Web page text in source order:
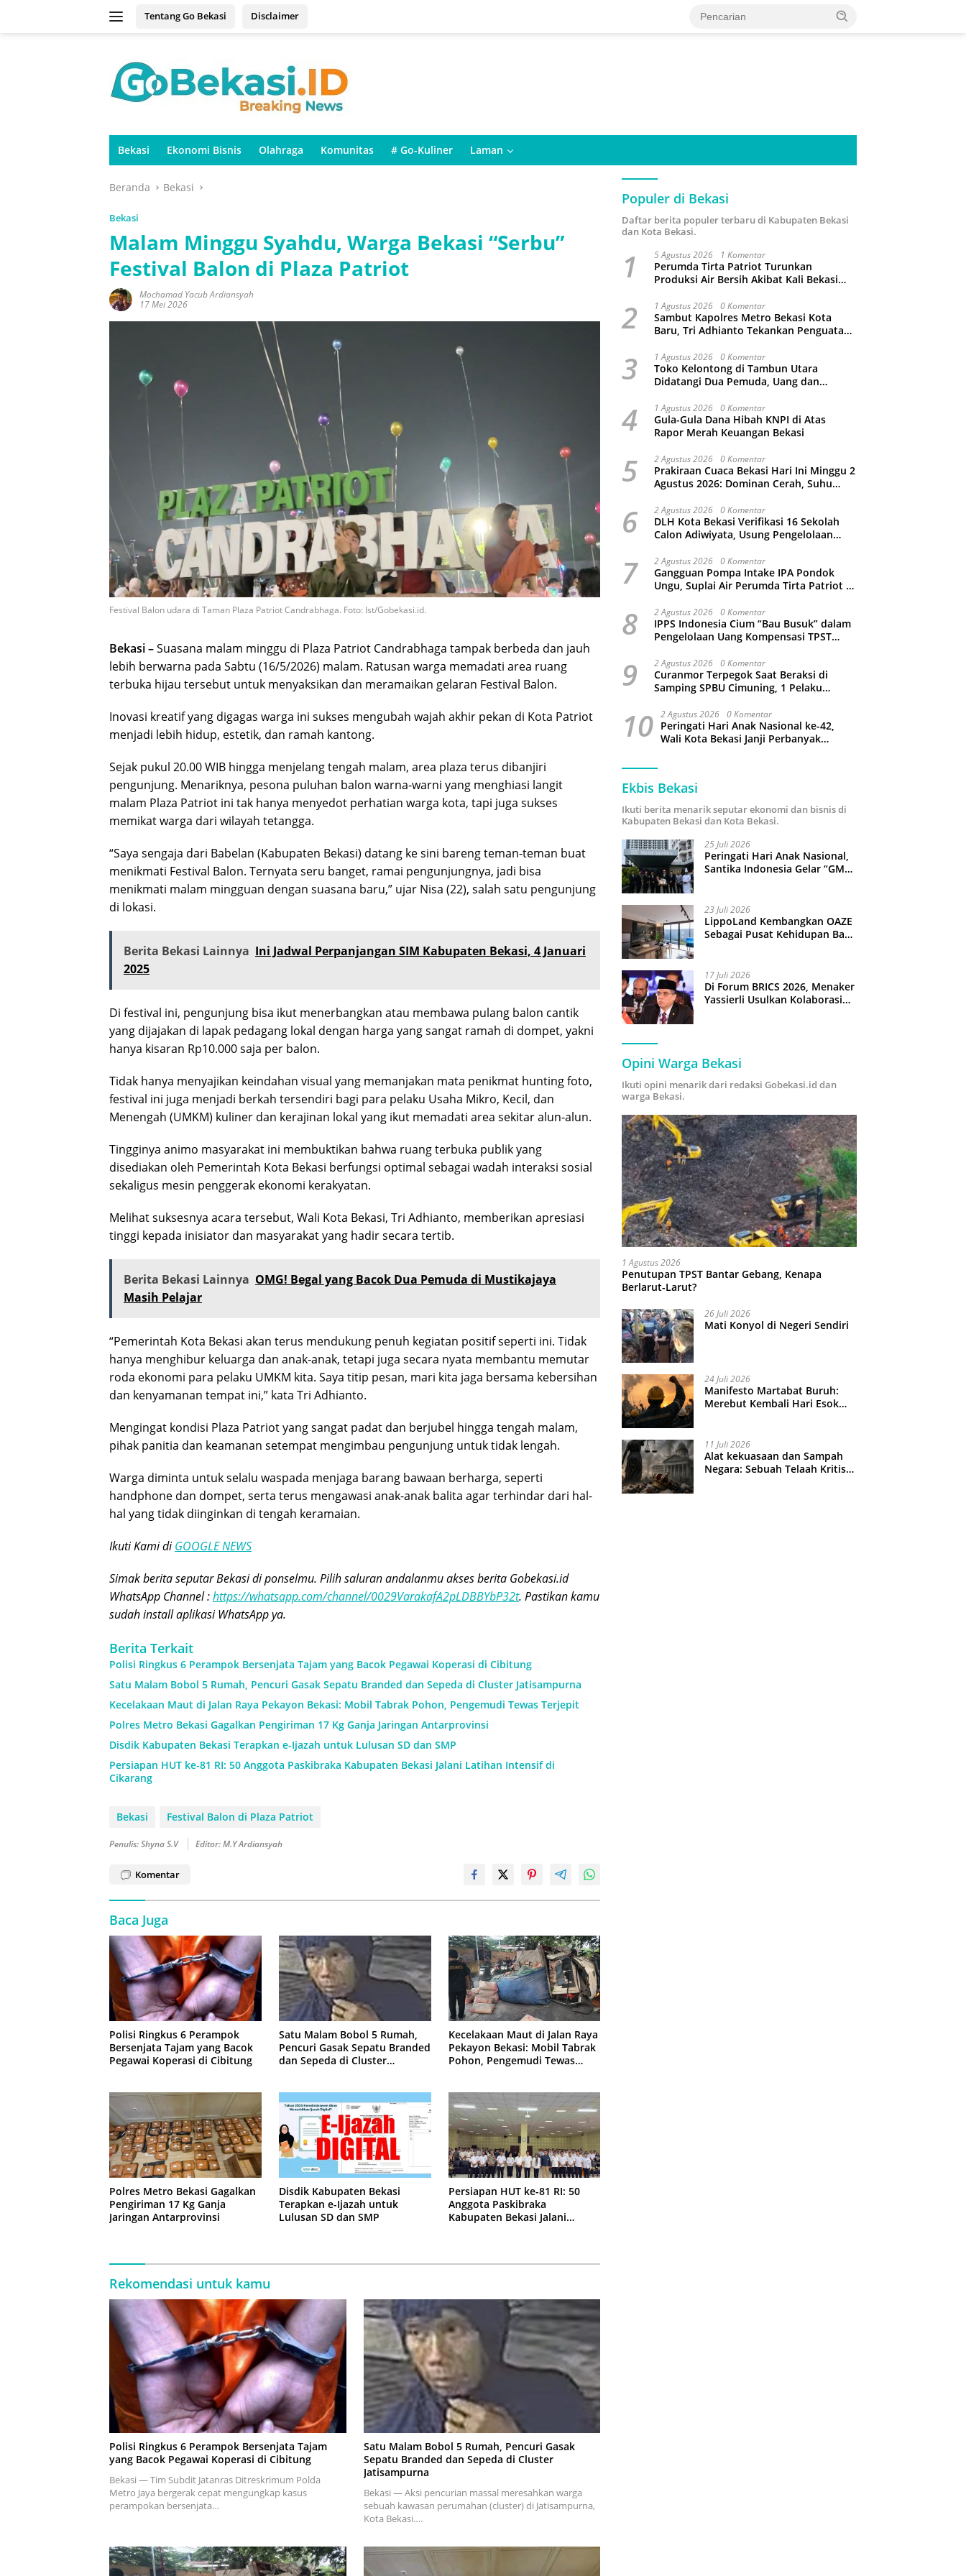
Tentang Go Bekasi Disclaimer
Bekasi Ekonomi Bisnis Olahraga Komunitas # Go-Kuliner Laman
Beranda Bekasi
Bekasi
Malam Minggu Syahdu, Warga Bekasi “Serbu”
Festival Balon di Plaza Patriot
Mochamad Yacub Ardiansyah
17 Mei 2026
Festival Balon udara di Taman Plaza Patriot Candrabhaga. Foto: Ist/Gobekasi.id.
Bekasi –Suasana malam minggu di Plaza Patriot Candrabhaga tampak berbeda dan jauh
lebih berwarna pada Sabtu (16/5/2026) malam. Ratusan warga memadati area ruang
terbuka hijau tersebut untuk menyaksikan dan meramaikan gelaran Festival Balon.
Inovasi kreatif yang digagas warga ini sukses mengubah wajah akhir pekan di Kota Patriot
menjadi lebih hidup, estetik, dan ramah kantong.
Sejak pukul 20.00 WIB hingga menjelang tengah malam, area plaza terus dibanjiri
pengunjung. Menariknya, pesona puluhan balon warna-warni yang menghiasi langit
malam Plaza Patriot ini tak hanya menyedot perhatian warga kota, tapi juga sukses
memikat warga dari wilayah tetangga.
“Saya sengaja dari Babelan (Kabupaten Bekasi) datang ke sini bareng teman-teman buat
menikmati Festival Balon. Ternyata seru banget, ramai pengunjungnya, jadi bisa
menikmati malam mingguan dengan suasana baru,” ujar Nisa (22), salah satu pengunjung
di lokasi.
Berita Bekasi Lainnya Ini Jadwal Perpanjangan SIM Kabupaten Bekasi, 4 Januari
2025
Di festival ini, pengunjung bisa ikut menerbangkan atau membawa pulang balon cantik
yang dijajakan di lapak pedagang lokal dengan harga yang sangat ramah di dompet, yakni
hanya kisaran Rp10.000 saja per balon.
Tidak hanya menyajikan keindahan visual yang memanjakan mata penikmat hunting foto,
festival ini juga menjadi berkah tersendiri bagi para pelaku Usaha Mikro, Kecil, dan
Menengah (UMKM) kuliner dan kerajinan lokal yang ikut memadati area sekitar alun-alun.
Tingginya animo masyarakat ini membuktikan bahwa ruang terbuka publik yang
disediakan oleh Pemerintah Kota Bekasi berfungsi optimal sebagai wadah interaksi sosial
sekaligus mesin penggerak ekonomi kerakyatan.
Melihat suksesnya acara tersebut, Wali Kota Bekasi, Tri Adhianto, memberikan apresiasi
tinggi kepada inisiator dan masyarakat yang hadir secara tertib.
Berita Bekasi Lainnya OMG! Begal yang Bacok Dua Pemuda di Mustikajaya
Masih Pelajar
“Pemerintah Kota Bekasi akan terus mendukung penuh kegiatan positif seperti ini. Tidak
hanya menghibur keluarga dan anak-anak, tetapi juga secara nyata membantu memutar
roda ekonomi para pelaku UMKM kita. Saya titip pesan, mari kita jaga bersama kebersihan
dan kenyamanan tempat ini,” kata Tri Adhianto.
Mengingat kondisi Plaza Patriot yang sangat padat dan berjubel hingga tengah malam,
pihak panitia dan keamanan setempat mengimbau pengunjung untuk tidak lengah.
Warga diminta untuk selalu waspada menjaga barang bawaan berharga, seperti
handphone dan dompet, serta terus mengawasi anak-anak balita agar terhindar dari hal-
hal yang tidak diinginkan di tengah keramaian.
Ikuti Kami diGOOGLE NEWS
Simak berita seputar Bekasi di ponselmu. Pilih saluran andalanmu akses berita Gobekasi.id
WhatsApp Channel :https://whatsapp.com/channel/0029VarakafA2pLDBBYbP32t. Pastikan kamu
sudah install aplikasi WhatsApp ya.
Berita Terkait
Polisi Ringkus 6 Perampok Bersenjata Tajam yang Bacok Pegawai Koperasi di Cibitung
Satu Malam Bobol 5 Rumah, Pencuri Gasak Sepatu Branded dan Sepeda di Cluster Jatisampurna
Kecelakaan Maut di Jalan Raya Pekayon Bekasi: Mobil Tabrak Pohon, Pengemudi Tewas Terjepit
Polres Metro Bekasi Gagalkan Pengiriman 17 Kg Ganja Jaringan Antarprovinsi
Disdik Kabupaten Bekasi Terapkan e-Ijazah untuk Lulusan SD dan SMP
Persiapan HUT ke-81 RI: 50 Anggota Paskibraka Kabupaten Bekasi Jalani Latihan Intensif di
Cikarang
Bekasi Festival Balon di Plaza Patriot
Penulis: Shyna S.V Editor: M.Y Ardiansyah
Komentar
Baca Juga
Polisi Ringkus 6 Perampok
Bersenjata Tajam yang Bacok
Pegawai Koperasi di Cibitung
Satu Malam Bobol 5 Rumah,
Pencuri Gasak Sepatu Branded
dan Sepeda di Cluster
Kecelakaan Maut di Jalan Raya
Pekayon Bekasi: Mobil Tabrak
Pohon, Pengemudi Tewas
Polres Metro Bekasi Gagalkan
Pengiriman 17 Kg Ganja
Jaringan Antarprovinsi
Disdik Kabupaten Bekasi
Terapkan e-Ijazah untuk
Lulusan SD dan SMP
Persiapan HUT ke-81 RI: 50
Anggota Paskibraka
Kabupaten Bekasi Jalani
Rekomendasi untuk kamu
Polisi Ringkus 6 Perampok Bersenjata Tajam
yang Bacok Pegawai Koperasi di Cibitung
Bekasi — Tim Subdit Jatanras Ditreskrimum Polda
Metro Jaya bergerak cepat mengungkap kasus
perampokan bersenjata…
Satu Malam Bobol 5 Rumah, Pencuri Gasak
Sepatu Branded dan Sepeda di Cluster
Jatisampurna
Bekasi — Aksi pencurian massal meresahkan warga
sebuah kawasan perumahan (cluster) di Jatisampurna,
Kota Bekasi….
Populer di Bekasi
Daftar berita populer terbaru di Kabupaten Bekasi
dan Kota Bekasi.
1 5 Agustus 2026 1 Komentar
Perumda Tirta Patriot Turunkan
Produksi Air Bersih Akibat Kali Bekasi
2 1 Agustus 2026 0 Komentar
Sambut Kapolres Metro Bekasi Kota
Baru, Tri Adhianto Tekankan Penguatan
3 1 Agustus 2026 0 Komentar
Toko Kelontong di Tambun Utara
Didatangi Dua Pemuda, Uang dan
4 1 Agustus 2026 0 Komentar
Gula-Gula Dana Hibah KNPI di Atas
Rapor Merah Keuangan Bekasi
5 2 Agustus 2026 0 Komentar
Prakiraan Cuaca Bekasi Hari Ini Minggu 2
Agustus 2026: Dominan Cerah, Suhu
6 2 Agustus 2026 0 Komentar
DLH Kota Bekasi Verifikasi 16 Sekolah
Calon Adiwiyata, Usung Pengelolaan
7 2 Agustus 2026 0 Komentar
Gangguan Pompa Intake IPA Pondok
Ungu, Suplai Air Perumda Tirta Patriot di
8 2 Agustus 2026 0 Komentar
IPPS Indonesia Cium “Bau Busuk” dalam
Pengelolaan Uang Kompensasi TPST
9 2 Agustus 2026 0 Komentar
Curanmor Terpegok Saat Beraksi di
Samping SPBU Cimuning, 1 Pelaku
10 2 Agustus 2026 0 Komentar
Peringati Hari Anak Nasional ke-42,
Wali Kota Bekasi Janji Perbanyak
Ekbis Bekasi
Ikuti berita menarik seputar ekonomi dan bisnis di
Kabupaten Bekasi dan Kota Bekasi.
25 Juli 2026
Peringati Hari Anak Nasional,
Santika Indonesia Gelar “GM
23 Juli 2026
LippoLand Kembangkan OAZE
Sebagai Pusat Kehidupan Baru
17 Juli 2026
Di Forum BRICS 2026, Menaker
Yassierli Usulkan Kolaborasi
Opini Warga Bekasi
Ikuti opini menarik dari redaksi Gobekasi.id dan
warga Bekasi.
1 Agustus 2026
Penutupan TPST Bantar Gebang, Kenapa
Berlarut-Larut?
26 Juli 2026
Mati Konyol di Negeri Sendiri
24 Juli 2026
Manifesto Martabat Buruh:
Merebut Kembali Hari Esok
11 Juli 2026
Alat kekuasaan dan Sampah
Negara: Sebuah Telaah Kritis